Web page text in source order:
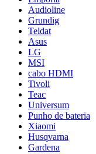
Audioline
Grundig
Teldat
Asus
LG
MSI
cabo HDMI
Tivoli
Teac
Universum
Punho de bateria
Xiaomi
Husqvarna
Gardena